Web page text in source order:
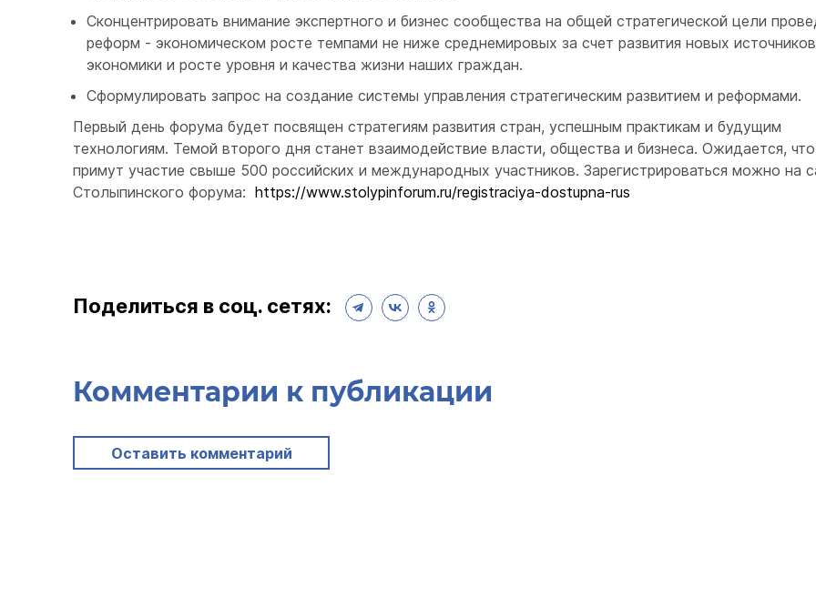
Сконцентрировать внимание экспертного и бизнес сообщества на общей стратегической цели
реформ - экономическом росте темпами не ниже среднемировых за счет развития новых
экономики и росте уровня и качества жизни наших граждан.
Сформулировать запрос на создание системы управления стратегическим развитием и реформами.
Первый день форума будет посвящен стратегиям развития стран, успешным практикам и будущим
технологиям. Темой второго дня станет взаимодействие власти, общества и бизнеса. Ожидается,
примут участие свыше 500 российских и международных участников. Зарегистрироваться можно на
Столыпинского форума: https://www.stolypinforum.ru/registraciya-dostupna-rus
Поделиться в соц. сетях:
Комментарии к публикации
Оставить комментарий